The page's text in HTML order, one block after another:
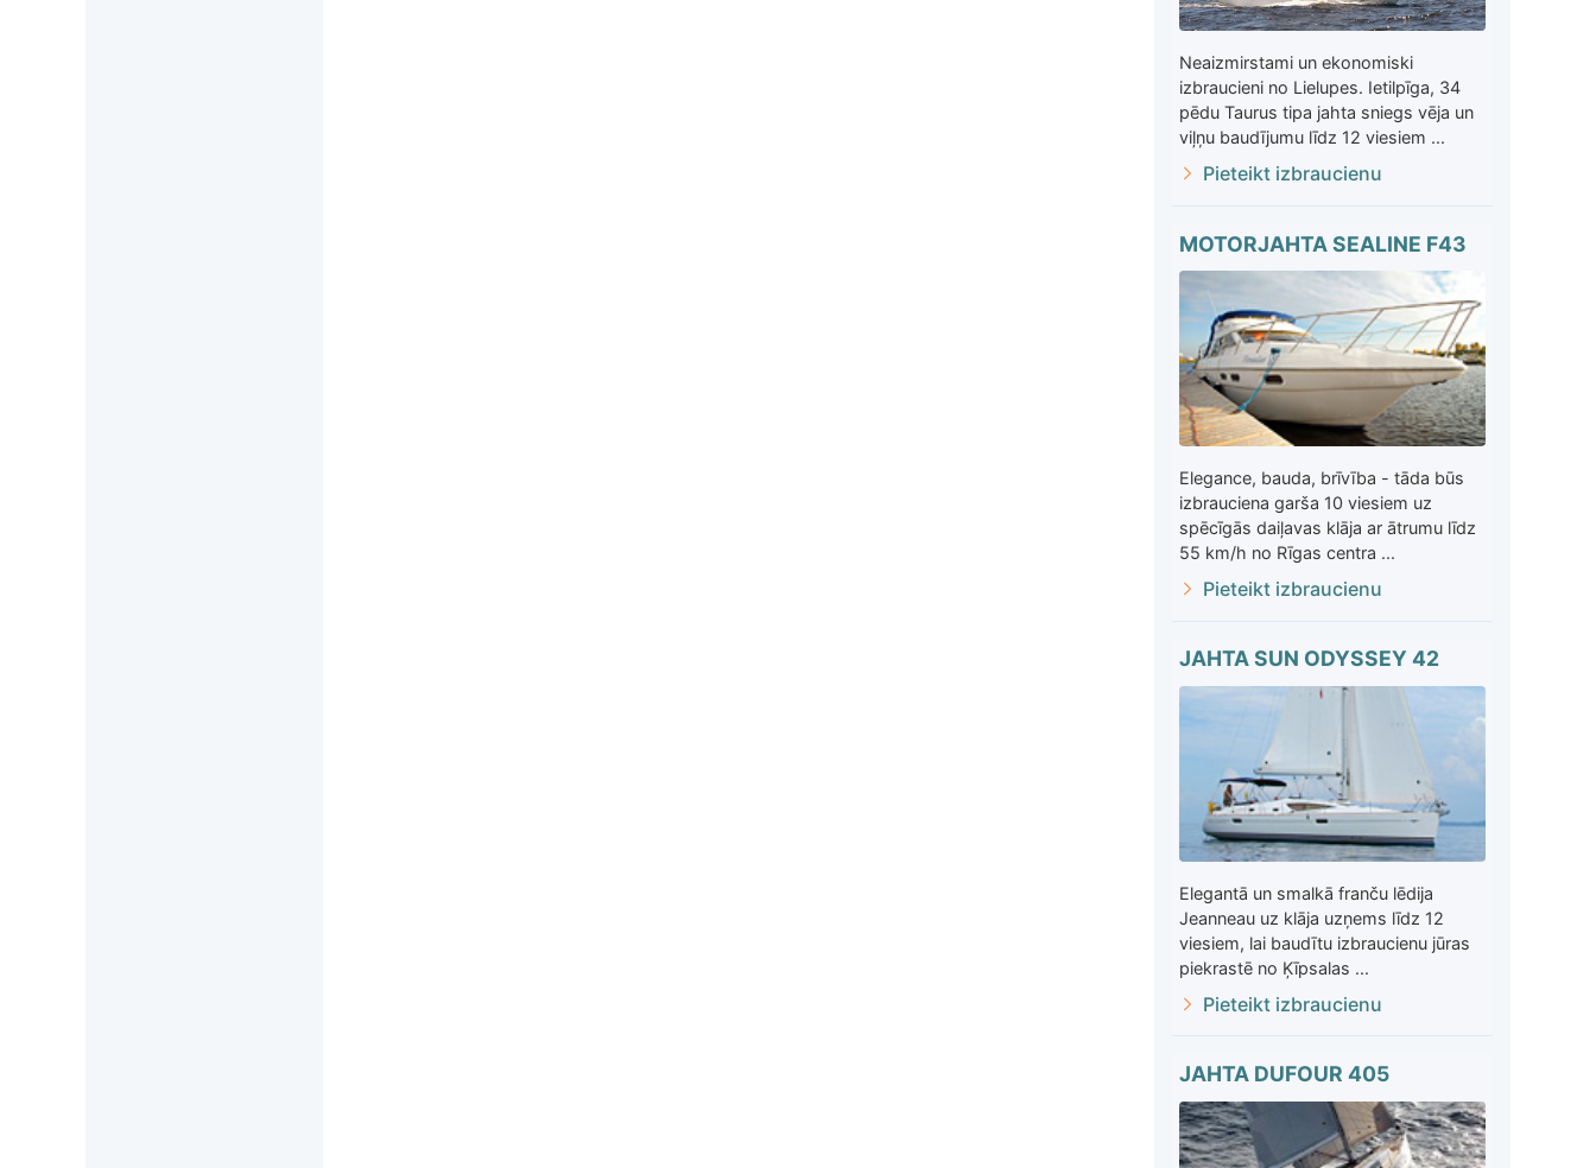
Neaizmirstami un ekonomiski
izbraucieni no Lielupes. Ietilpīga, 34
pēdu Taurus tipa jahta sniegs vēja un
viļņu baudījumu līdz 12 viesiem ...
Pieteikt izbraucienu
MOTORJAHTA SEALINE F43
Elegance, bauda, brīvība - tāda būs
izbrauciena garša 10 viesiem uz
spēcīgās daiļavas klāja ar ātrumu līdz
55 km/h no Rīgas centra ...
Pieteikt izbraucienu
JAHTA SUN ODYSSEY 42
Elegantā un smalkā franču lēdija
Jeanneau uz klāja uzņems līdz 12
viesiem, lai baudītu izbraucienu jūras
piekrastē no Ķīpsalas ...
Pieteikt izbraucienu
JAHTA DUFOUR 405